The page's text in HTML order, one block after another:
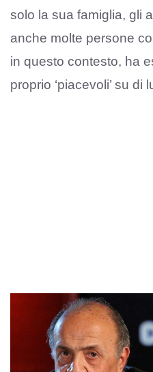
solo la sua famiglia, gli
anche molte persone
in questo contesto, ha
proprio ‘piacevoli’ su di